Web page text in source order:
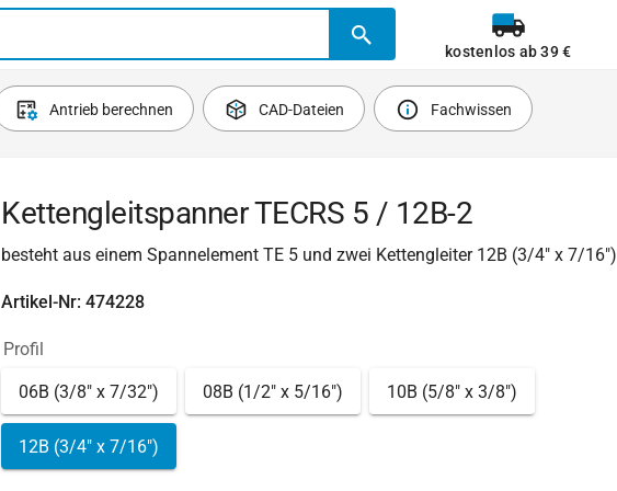
kostenlos ab 39 €
Antrieb berechnen CAD-Dateien Fachwissen
Kettengleitspanner TECRS 5 / 12B-2
besteht aus einem Spannelement TE 5 und zwei Kettengleiter 12B (3/4" x 7/16")
Artikel-Nr: 474228
Profil
06B (3/8" x 7/32") 08B (1/2" x 5/16") 10B (5/8" x 3/8")
12B (3/4" x 7/16")